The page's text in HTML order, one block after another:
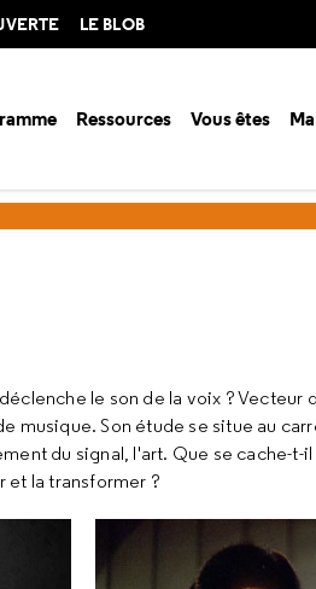
LE BLOB
Ressources Vous êtes
le son de la voix ? Vecteur
Son étude se situe au
du signal, l'art. Que se cache-t-
et la transformer ?